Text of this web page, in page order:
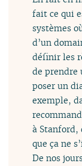
fait ce qui
systèmes
d’un
définir les
de prendre
poser un
exemple,
à Stanford,
que ça ne
De nos